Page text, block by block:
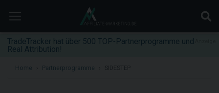
TradeTracker hat über 500 TOP-Partnerprogramme und
Real Attribution!
Home Partnerprogramme